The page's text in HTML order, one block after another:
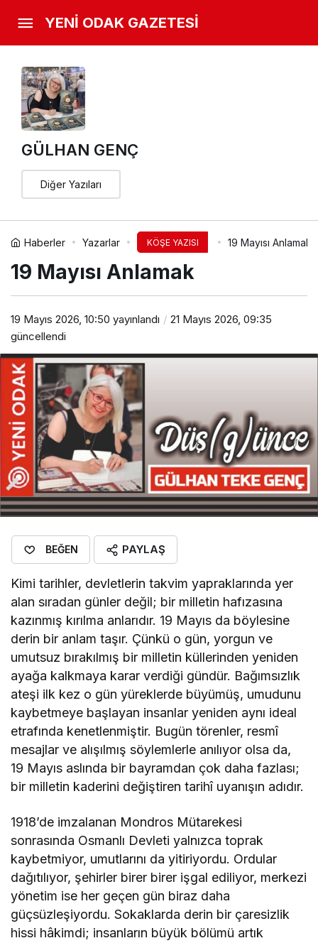
YENİ ODAK GAZETESİ
GÜLHAN GENÇ
Diğer Yazıları
Haberler Yazarlar KÖŞE YAZISI 19 Mayısı Anlamak
19 Mayısı Anlamak
19 Mayıs 2026, 10:50 yayınlandı
21 Mayıs 2026, 09:35
güncellendi
BEĞEN PAYLAŞ
Kimi tarihler, devletlerin takvim yapraklarında yer
alan sıradan günler değil; bir milletin hafızasına
kazınmış kırılma anlarıdır. 19 Mayıs da böylesine
derin bir anlam taşır. Çünkü o gün, yorgun ve
umutsuz bırakılmış bir milletin küllerinden yeniden
ayağa kalkmaya karar verdiği gündür. Bağımsızlık
ateşi ilk kez o gün yüreklerde büyümüş, umudunu
kaybetmeye başlayan insanlar yeniden aynı ideal
etrafında kenetlenmiştir. Bugün törenler, resmî
mesajlar ve alışılmış söylemlerle anılıyor olsa da,
19 Mayıs aslında bir bayramdan çok daha fazlası;
bir milletin kaderini değiştiren tarihî uyanışın adıdır.
1918’de imzalanan Mondros Mütarekesi
sonrasında Osmanlı Devleti yalnızca toprak
kaybetmiyor, umutlarını da yitiriyordu. Ordular
dağıtılıyor, şehirler birer birer işgal ediliyor, merkezi
yönetim ise her geçen gün biraz daha
güçsüzleşiyordu. Sokaklarda derin bir çaresizlik
hissi hâkimdi; insanların büyük bölümü artık